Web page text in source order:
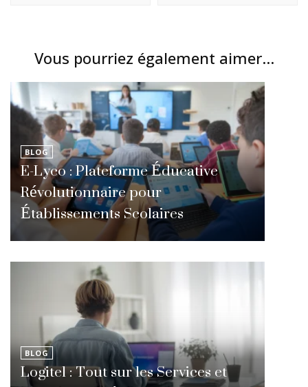
Vous pourriez également aimer...
BLOG
E-Lyco : Plateforme Éducative
Révolutionnaire pour
Établissements Scolaires
BLOG
Logitel : Tout sur les Services et